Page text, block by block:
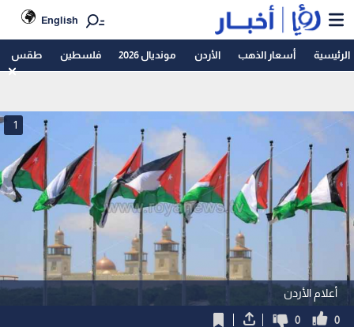
English
الرئيسية أسعار الذهب الأردن مونديال 2026 فلسطين طقس
أعلام الأردن
1
0
0